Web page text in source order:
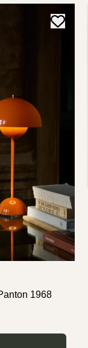
1968